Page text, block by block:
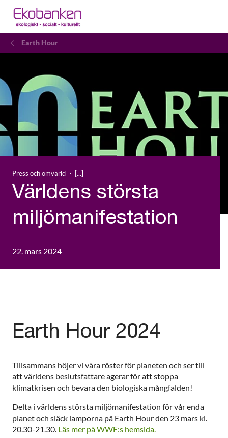
Earth Hour
Press och omvärld
Världens största
miljömanifestation
22. mars 2024
Earth Hour 2024
Tillsammans höjer vi våra röster för planeten och ser till
att världens beslutsfattare agerar för att stoppa
klimatkrisen och bevara den biologiska mångfalden!
Delta i världens största miljömanifestation för vår enda
planet och släck lamporna på Earth Hour den 23 mars kl.
20.30-21.30. Läs mer på WWF:s hemsida.